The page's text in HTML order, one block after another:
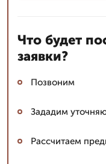
Что будет
заявки?
Позвоним
Зададим
Рассчитаем